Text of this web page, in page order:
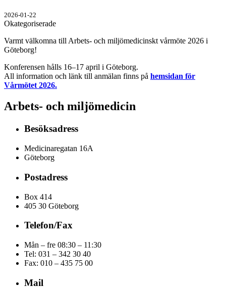
2026-01-22
Okategoriserade
Varmt välkomna till Arbets- och miljömedicinskt vårmöte 2026 i
Göteborg!
Konferensen hålls 16–17 april i Göteborg.
All information och länk till anmälan finns på hemsidan för
Vårmötet 2026.
Arbets- och miljömedicin
Besöksadress
Medicinaregatan 16A
Göteborg
Postadress
Box 414
405 30 Göteborg
Telefon/Fax
Mån – fre 08:30 – 11:30
Tel: 031 – 342 30 40
Fax: 010 – 435 75 00
Mail